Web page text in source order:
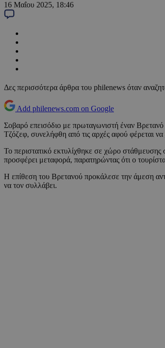
16 Μαΐου 2025, 18:46
Δες περισσότερα άρθρα του philenews όταν
Add philenews.com on Google
Σοβαρό επεισόδιο με πρωταγωνιστή έναν
Τζόζεφ, συνελήφθη από τις αρχές αφού φέρεται να
Το περιστατικό εκτυλίχθηκε σε χώρο
προσφέρει μεταφορά, παρατηρώντας ότι ο
Η επίθεση του Βρετανού προκάλεσε την άμεση
να τον συλλάβει.